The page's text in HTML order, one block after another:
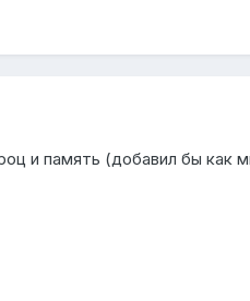
и память (добавил бы как